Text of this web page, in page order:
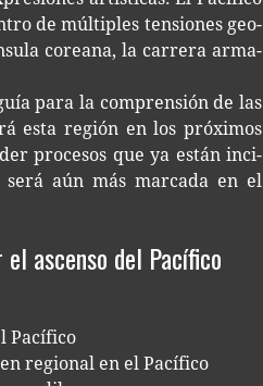
de múl­ti­ples ten­sio­nes geo­
corea­na, la carre­ra arma­
para la com­pren­sión de las
esta región en los pró­xi­mos
pro­ce­sos que ya están inci­
aún más mar­ca­da en el
ascenso del Pacífico
Pacífico
regio­nal en el Pacífico